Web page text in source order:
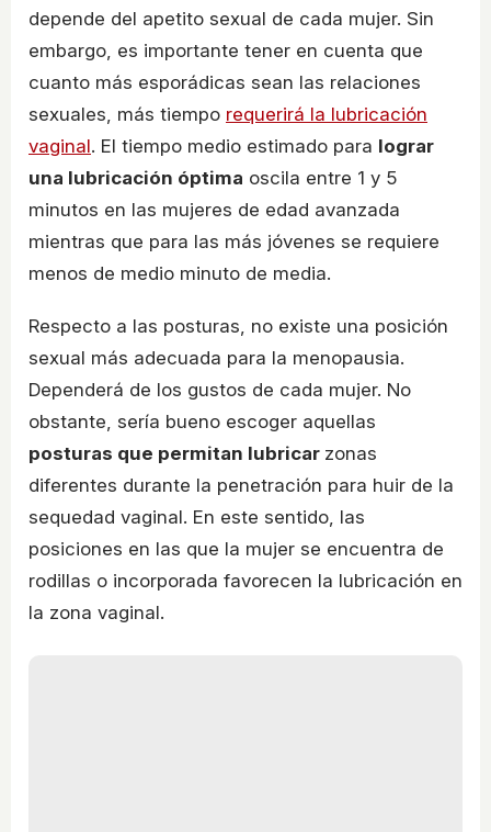
depende del apetito sexual de cada mujer. Sin
embargo, es importante tener en cuenta que
cuanto más esporádicas sean las relaciones
sexuales, más tiempo requerirá la lubricación
vaginal. El tiempo medio estimado para lograr
una lubricación óptima oscila entre 1 y 5
minutos en las mujeres de edad avanzada
mientras que para las más jóvenes se requiere
menos de medio minuto de media.
Respecto a las posturas, no existe una posición
sexual más adecuada para la menopausia.
Dependerá de los gustos de cada mujer. No
obstante, sería bueno escoger aquellas
posturas que permitan lubricar zonas
diferentes durante la penetración para huir de la
sequedad vaginal. En este sentido, las
posiciones en las que la mujer se encuentra de
rodillas o incorporada favorecen la lubricación en
la zona vaginal.